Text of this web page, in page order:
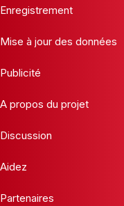
Enregistrement
Mise à jour des données
Publicité
A propos du projet
Discussion
Aidez
Partenaires